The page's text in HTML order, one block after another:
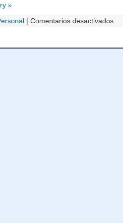
»
| Comentarios desactivadosen